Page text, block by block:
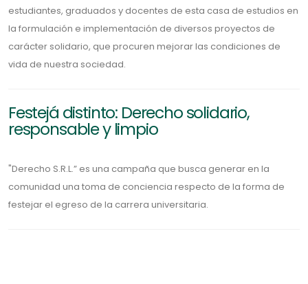
estudiantes, graduados y docentes de esta casa de estudios en
la formulación e implementación de diversos proyectos de
carácter solidario, que procuren mejorar las condiciones de
vida de nuestra sociedad.
Festejá distinto: Derecho solidario,
responsable y limpio
"Derecho S.R.L.” es una campaña que busca generar en la
comunidad una toma de conciencia respecto de la forma de
festejar el egreso de la carrera universitaria.